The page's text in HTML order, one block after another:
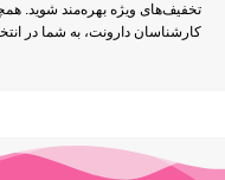
تخفیف‌های ویژه بهره‌مند شوید.
کارشناسان دارونت، به شما در